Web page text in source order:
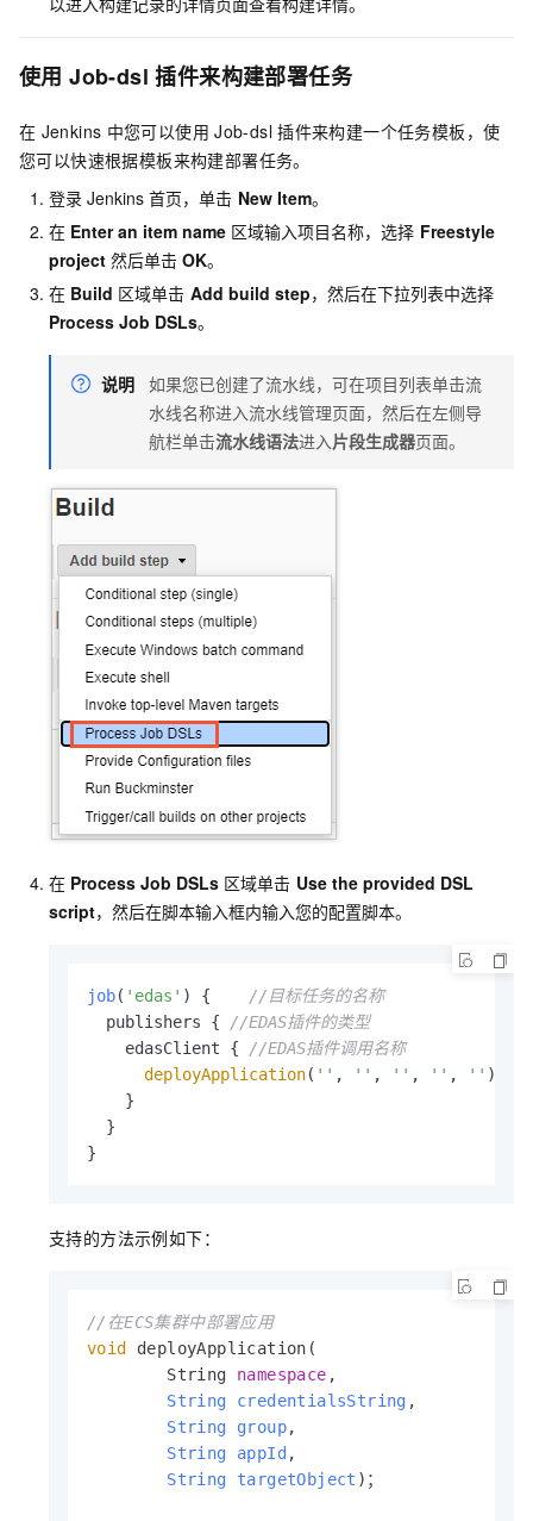
使用 Job-dsl 插件来构建部署任务
在 Jenkins 中您可以使用 Job-dsl 插件来构建一个任务模板，使
您可以快速根据模板来构建部署任务。
登录 Jenkins 首页，单击 New Item。
在 Enter an item name 区域输入项目名称，选择 Freestyle
project 然后单击 OK。
在 Build 区域单击 Add build step，然后在下拉列表中选择
Process Job DSLs。
说明 如果您已创建了流水线，可在项目列表单击流
水线名称进入流水线管理页面，然后在左侧导
航栏单击流水线语法进入片段生成器页面。
在 Process Job DSLs 区域单击 Use the provided DSL
script，然后在脚本输入框内输入您的配置脚本。
job( 'edas' ) {
//目标任务的名称
  publishers {
//EDAS插件的类型
    edasClient {
//EDAS插件调用名称
deployApplication( '' , '' , '' , '' , '' )
    }
  }
}
支持的方法示例如下：
//在ECS集群中部署应用
void
deployApplication(
        String
namespace ,
String
credentialsString ,
String
group,
String
appId ,
String
targetObject )；